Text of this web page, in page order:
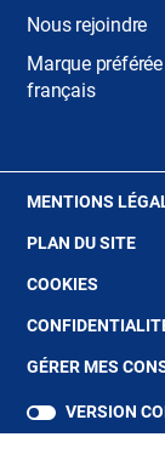
Nous rejoindre
Marque
français
MENTIONS
PLAN DU SITE
COOKIES
UNE
GÉRER MES
VERSION